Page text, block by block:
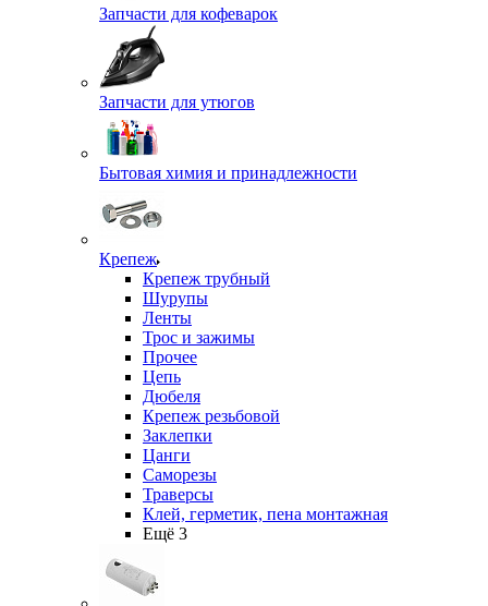
Запчасти для кофеварок
Запчасти для утюгов
Бытовая химия и принадлежности
Крепеж
Крепеж трубный
Шурупы
Ленты
Трос и зажимы
Прочее
Цепь
Дюбеля
Крепеж резьбовой
Заклепки
Цанги
Саморезы
Траверсы
Клей, герметик, пена монтажная
Ещё 3